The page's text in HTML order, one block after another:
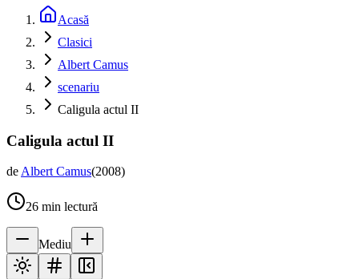
Acasă
Clasici
Albert Camus
scenariu
Caligula actul II
Caligula actul II
deAlbert Camus(2008)
26 min lectură
Mediu